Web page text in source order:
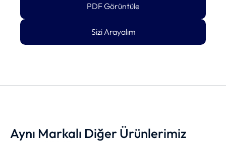
PDF Görüntüle
Sizi Arayalım
Aynı Markalı Diğer Ürünlerimiz